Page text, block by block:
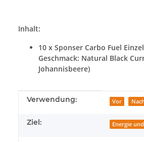
Inhalt:
10 x Sponser Carbo Fuel
Geschmack: Natural Black
Johannisbeere)
Produkteigenschaft
Wert
Verwendung: Vor
Ziel: Energie